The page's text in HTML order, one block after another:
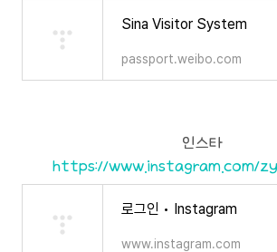
Sina Visitor System
passport.weibo.com
인스타
https://www.instagram.com/
로그인 • Instagram
www.instagram.com